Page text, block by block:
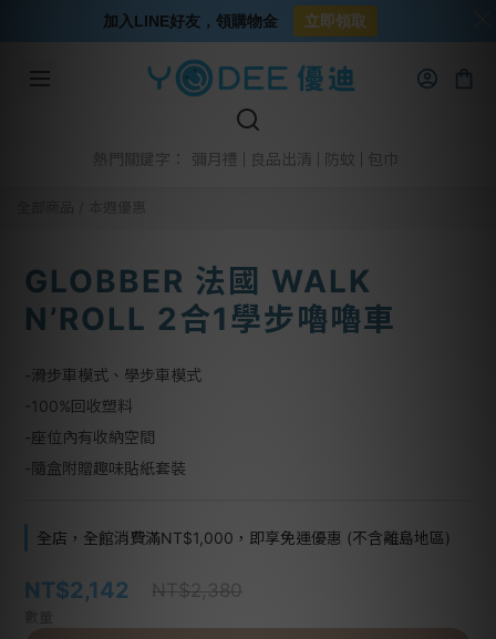
熱門關鍵字： 彌月禮 良品出清 防蚊 包巾
GLOBBER 法國 WALK
N’ROLL 2合1學步嚕嚕車
-滑步車模式、學步車模式
-100%回收塑料
-座位內有收納空間
-隨盒附贈趣味貼紙套裝
全店，全館消費滿NT$1,000，即享免運優惠 (不含離島地區)
NT$2,142 NT$2,380
加入LINE好友，領購物金 立即領取